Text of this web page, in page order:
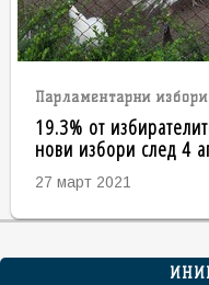
Парламентарни избори
19.3% от
нови избори след 4
27 март 2021